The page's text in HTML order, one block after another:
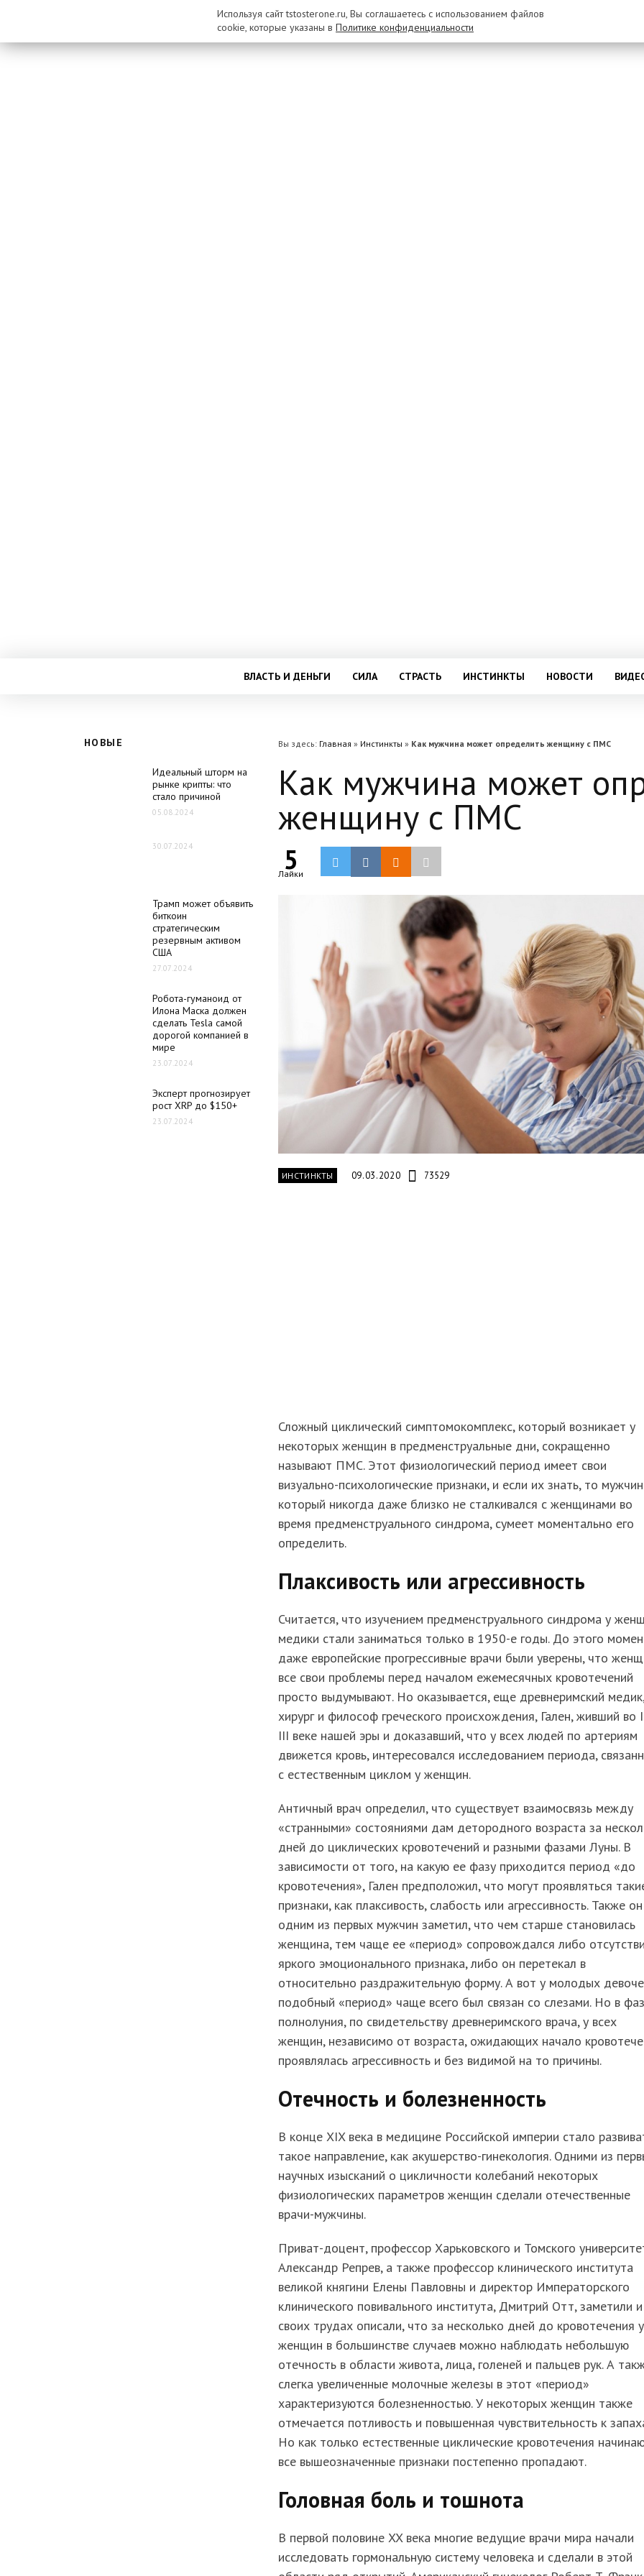
ВЛАСТЬ И ДЕНЬГИ СИЛА СТРАСТЬ ИНСТИНКТЫ НОВОСТИ
НОВЫЕ
Идеальный шторм на
рынке крипты: что
стало причиной
05.08.2024
30.07.2024
Трамп может объявить
биткоин
стратегическим
резервным активом
США
27.07.2024
Робота-гуманоид от
Илона Маска должен
сделать Tesla самой
дорогой компанией в
мире
23.07.2024
Эксперт прогнозирует
рост XRP до $150+
23.07.2024
Вы здесь: Главная » Инстинкты » Как мужчина может определить женщину с ПМС
Как мужчина может
женщину с ПМС
5
Лайки
ИНСТИНКТЫ 09.03.2020 73529
Сложный циклический симптомокомплекс, который возникает у
некоторых женщин в предменструальные дни, сокращенно
называют ПМС. Этот физиологический период имеет свои
визуально-психологические признаки, и если их знать, то
который никогда даже близко не сталкивался с женщинами во
время предменструального синдрома, сумеет моментально его
определить.
Плаксивость или агрессивность
Считается, что изучением предменструального синдрома у
медики стали заниматься только в 1950-е годы. До этого
даже европейские прогрессивные врачи были уверены, что
все свои проблемы перед началом ежемесячных кровотечений
просто выдумывают. Но оказывается, еще древнеримский медик,
хирург и философ греческого происхождения, Гален, живший во
III веке нашей эры и доказавший, что у всех людей по артериям
движется кровь, интересовался исследованием периода,
с естественным циклом у женщин.
Античный врач определил, что существует взаимосвязь между
«странными» состояниями дам детородного возраста за
дней до циклических кровотечений и разными фазами Луны. В
зависимости от того, на какую ее фазу приходится период «до
кровотечения», Гален предположил, что могут проявляться
признаки, как плаксивость, слабость или агрессивность. Также он
одним из первых мужчин заметил, что чем старше становилась
женщина, тем чаще ее «период» сопровождался либо
яркого эмоционального признака, либо он перетекал в
относительно раздражительную форму. А вот у молодых
подобный «период» чаще всего был связан со слезами. Но в
полнолуния, по свидетельству древнеримского врача, у всех
женщин, независимо от возраста, ожидающих начало
проявлялась агрессивность и без видимой на то причины.
Отечность и болезненность
В конце XIX века в медицине Российской империи стало
такое направление, как акушерство-гинекология. Одними из
научных изысканий о цикличности колебаний некоторых
физиологических параметров женщин сделали отечественные
врачи-мужчины.
Приват-доцент, профессор Харьковского и Томского
Александр Репрев, а также профессор клинического института
великой княгини Елены Павловны и директор Императорского
клинического повивального института, Дмитрий Отт, заметили
своих трудах описали, что за несколько дней до кровотечения у
женщин в большинстве случаев можно наблюдать небольшую
отечность в области живота, лица, голеней и пальцев рук. А
слегка увеличенные молочные железы в этот «период»
характеризуются болезненностью. У некоторых женщин также
отмечается потливость и повышенная чувствительность к
Но как только естественные циклические кровотечения
все вышеозначенные признаки постепенно пропадают.
Головная боль и тошнота
В первой половине XX века многие ведущие врачи мира начали
исследовать гормональную систему человека и сделали в этой
Используя сайт tstosterone.ru, Вы соглашаетесь с использованием файлов
cookie, которые указаны в Политике конфиденциальности